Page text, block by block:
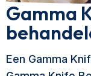
Gamma
Een Gamma